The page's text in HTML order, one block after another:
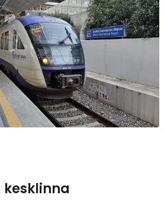
kesklinna